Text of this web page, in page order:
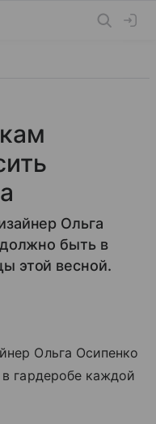
Ольга
быть в
этой весной.
Ольга Осипенко
гардеробе каждой